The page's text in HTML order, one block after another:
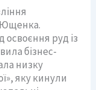
Ющенка.
освоєння руд із
бізнес-
низку
яку кинули